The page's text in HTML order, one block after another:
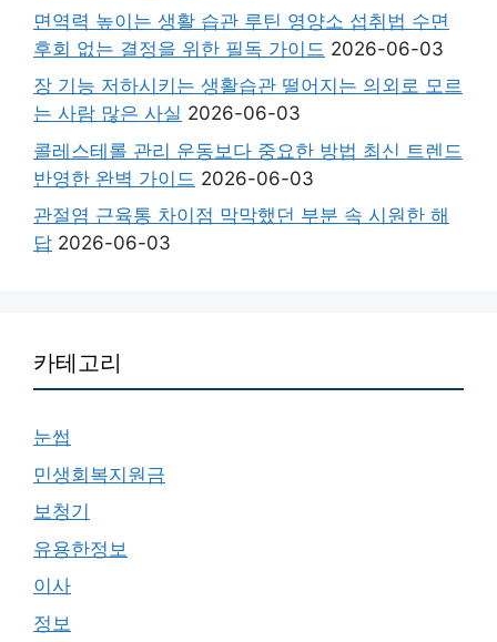
면역력 높이는 생활 습관 루틴 영양소 섭취법 수면
후회 없는 결정을 위한 필독 가이드 2026-06-03
장 기능 저하시키는 생활습관 떨어지는 의외로 모르
는 사람 많은 사실 2026-06-03
콜레스테롤 관리 운동보다 중요한 방법 최신 트렌드
반영한 완벽 가이드 2026-06-03
관절염 근육통 차이점 막막했던 부분 속 시원한 해
답 2026-06-03
카테고리
눈썹
민생회복지원금
보청기
유용한정보
이사
정보